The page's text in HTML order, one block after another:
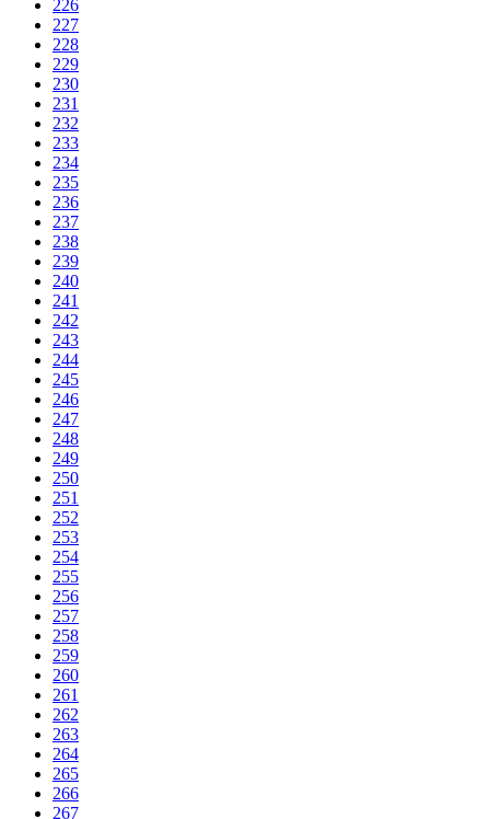
226
227
228
229
230
231
232
233
234
235
236
237
238
239
240
241
242
243
244
245
246
247
248
249
250
251
252
253
254
255
256
257
258
259
260
261
262
263
264
265
266
267